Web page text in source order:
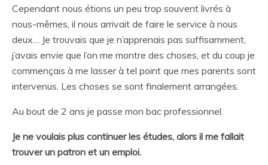
Cependant nous étions un peu trop souvent livrés à
nous-mêmes, il nous arrivait de faire le service à nous
deux… Je trouvais que je n’apprenais pas suffisamment,
j’avais envie que l’on me montre des choses, et du coup je
commençais à me lasser à tel point que mes parents sont
intervenus. Les choses se sont finalement arrangées.
Au bout de 2 ans je passe mon bac professionnel.
Je ne voulais plus continuer les études, alors il me fallait
trouver un patron et un emploi.